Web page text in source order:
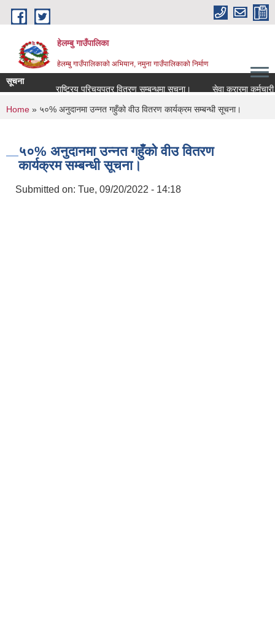
Skip to main content
हेलम्बु गाउँपालिका
हेलम्बु गाउँपालिकाको अभियान, नमुना गाउँपालिकाको निर्माण
सूचना
राष्ट्रिय परिचयपत्र वितरण सम्बन्धमा सूचना।
सेवा करारमा कर्मचारी
You are here
Home » ५०% अनुदानमा उन्नत गहुँको वीउ वितरण कार्यक्रम सम्बन्धी सूचना।
५०% अनुदानमा उन्नत गहुँको वीउ वितरण
कार्यक्रम सम्बन्धी सूचना।
Submitted on: Tue, 09/20/2022 - 14:18